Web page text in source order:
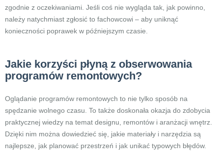
zgodnie z oczekiwaniami. Jeśli coś nie wygląda tak, jak powinno,
należy natychmiast zgłosić to fachowcowi – aby uniknąć
konieczności poprawek w późniejszym czasie.
Jakie korzyści płyną z obserwowania
programów remontowych?
Oglądanie programów remontowych to nie tylko sposób na
spędzanie wolnego czasu. To także doskonała okazja do zdobycia
praktycznej wiedzy na temat designu, remontów i aranżacji wnętrz.
Dzięki nim można dowiedzieć się, jakie materiały i narzędzia są
najlepsze, jak planować przestrzeń i jak unikać typowych błędów.